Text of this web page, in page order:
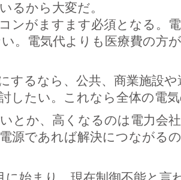
るから大変だ。
ンがますます必須となる。
。電気代よりも医療費の方
するなら、公共、商業施設
したい。これなら全体の電
とか、高くなるのは電力会
源であれば解決につながる